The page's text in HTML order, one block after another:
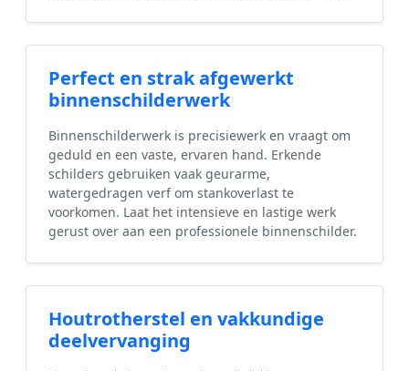
Perfect en strak afgewerkt
binnenschilderwerk
Binnenschilderwerk is precisiewerk en vraagt om
geduld en een vaste, ervaren hand. Erkende
schilders gebruiken vaak geurarme,
watergedragen verf om stankoverlast te
voorkomen. Laat het intensieve en lastige werk
gerust over aan een professionele binnenschilder.
Houtrotherstel en vakkundige
deelvervanging